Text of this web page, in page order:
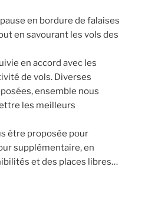
en bordure de falaises
en savourant les vols des
en accord avec les
de vols. Diverses
ensemble nous
les meilleurs
être proposée pour
supplémentaire, en
et des places libres…